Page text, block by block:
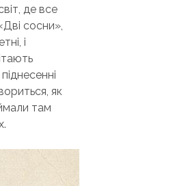
де все
сосни»,
і
як
там